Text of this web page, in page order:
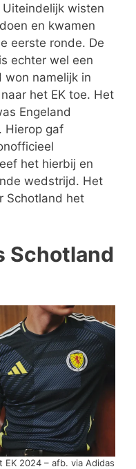
wisten
en kwamen
eerste ronde. De
echter wel een
won namelijk in
het EK toe. Het
Engeland
Hierop gaf
het hierbij en
wedstrijd. Het
Schotland het
Schotland
2024 – afb. via Adidas